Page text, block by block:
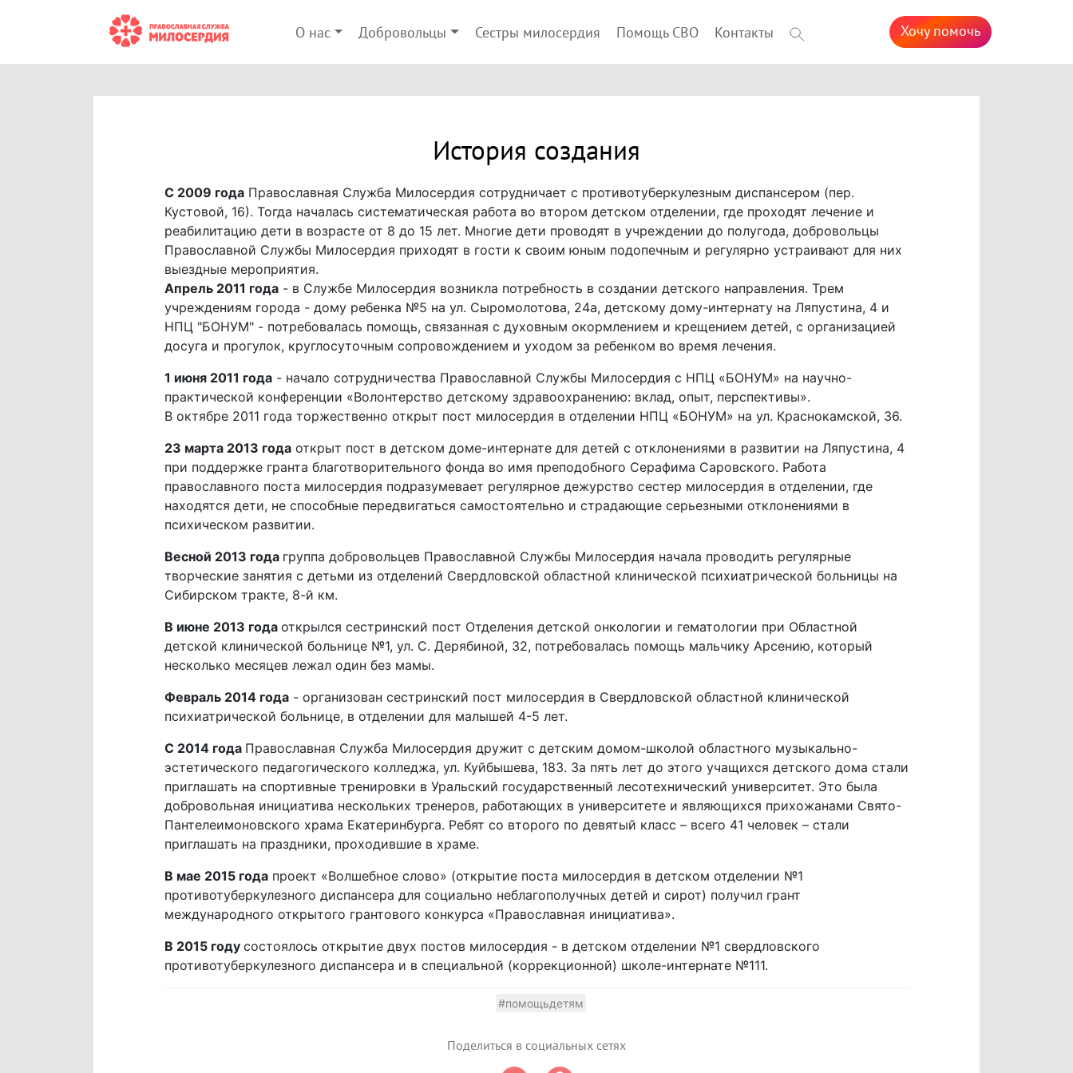
О нас Добровольцы Сестры милосердия Помощь СВО Контакты Хочу помочь
История создания
С 2009 годаПравославная Служба Милосердия сотрудничает с противотуберкулезным диспансером (пер.
Кустовой, 16). Тогда началась систематическая работа во втором детском отделении, где проходят лечение и
реабилитацию дети в возрасте от 8 до 15 лет. Многие дети проводят в учреждении до полугода, добровольцы
Православной Службы Милосердия приходят в гости к своим юным подопечным и регулярно устраивают для них
выездные мероприятия.
Апрель 2011 года- в Службе Милосердия возникла потребность в создании детского направления. Трем
учреждениям города - дому ребенка №5 на ул. Сыромолотова, 24а, детскому дому-интернату на Ляпустина, 4 и
НПЦ "БОНУМ" - потребовалась помощь, связанная с духовным окормлением и крещением детей, с организацией
досуга и прогулок, круглосуточным сопровождением и уходом за ребенком во время лечения.
1 июня 2011 года- начало сотрудничества Православной Службы Милосердия с НПЦ «БОНУМ» на научно-
практической конференции «Волонтерство детскому здравоохранению: вклад, опыт, перспективы».
В октябре 2011 года торжественно открыт пост милосердия в отделении НПЦ «БОНУМ» на ул. Краснокамской, 36.
23 марта 2013 годаоткрыт пост в детском доме-интернате для детей с отклонениями в развитии на Ляпустина, 4
при поддержке гранта благотворительного фонда во имя преподобного Серафима Саровского. Работа
православного поста милосердия подразумевает регулярное дежурство сестер милосердия в отделении, где
находятся дети, не способные передвигаться самостоятельно и страдающие серьезными отклонениями в
психическом развитии.
Весной 2013 года группа добровольцев Православной Службы Милосердия начала проводить регулярные
творческие занятия с детьми из отделений Свердловской областной клинической психиатрической больницы на
Сибирском тракте, 8-й км.
В июне 2013 года открылся сестринский пост Отделения детской онкологии и гематологии при Областной
детской клинической больнице №1, ул. С. Дерябиной, 32, потребовалась помощь мальчику Арсению, который
несколько месяцев лежал один без мамы.
Февраль 2014 года- организован сестринский пост милосердия в Свердловской областной клинической
психиатрической больнице, в отделении для малышей 4-5 лет.
С 2014 года Православная Служба Милосердия дружит с детским домом-школой областного музыкально-
эстетического педагогического колледжа, ул. Куйбышева, 183. За пять лет до этого учащихся детского дома стали
приглашать на спортивные тренировки в Уральский государственный лесотехнический университет. Это была
добровольная инициатива нескольких тренеров, работающих в университете и являющихся прихожанами Свято-
Пантелеимоновского храма Екатеринбурга. Ребят со второго по девятый класс – всего 41 человек – стали
приглашать на праздники, проходившие в храме.
В мае 2015 годапроект «Волшебное слово» (открытие поста милосердия в детском отделении №1
противотуберкулезного диспансера для социально неблагополучных детей и сирот) получил грант
международного открытого грантового конкурса «Православная инициатива».
В 2015 году состоялось открытие двух постов милосердия - в детском отделении №1 свердловского
противотуберкулезного диспансера и в специальной (коррекционной) школе-интернате №111.
#помощьдетям
Поделиться в социальных сетях